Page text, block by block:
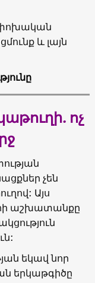
և լայն
. ոչ
չեն
Այս
աշխատանքը
եկավ նոր
երկաթգիծը